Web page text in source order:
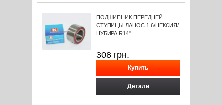
ПОДШИПНИК ПЕРЕДНЕЙ
СТУПИЦЫ ЛАНОС 1,6/НЕКСИЯ/
НУБИРА R14"...
308 грн.
Детали